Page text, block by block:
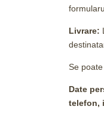
Livrare:
Se
Date
telefon,